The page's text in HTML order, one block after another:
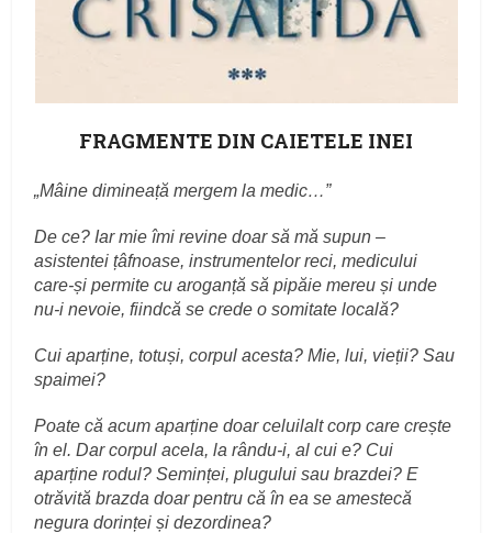
FRAGMENTE DIN CAIETELE INEI
„Mâine dimineață mergem la medic…”
De ce? Iar mie îmi revine doar să mă supun –
asistentei țâfnoase, instrumentelor reci, medicului
care-și permite cu aroganță să pipăie mereu și unde
nu-i nevoie, fiindcă se crede o somitate locală?
Cui aparține, totuși, corpul acesta? Mie, lui, vieții? Sau
spaimei?
Poate că acum aparține doar celuilalt corp care crește
în el. Dar corpul acela, la rându-i, al cui e? Cui
aparține rodul? Seminței, plugului sau brazdei? E
otrăvită brazda doar pentru că în ea se amestecă
negura dorinței și dezordinea?